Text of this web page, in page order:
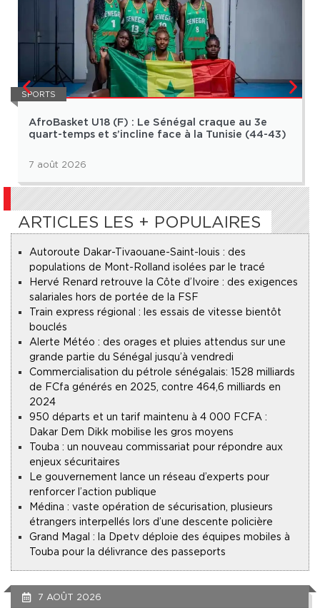
SPORTS
AfroBasket U18 (F) : Le Sénégal craque au 3e
quart-temps et s’incline face à la Tunisie (44-43)
7 août 2026
ARTICLES LES + POPULAIRES
Autoroute Dakar-Tivaouane-Saint-louis : des
populations de Mont-Rolland isolées par le tracé
Hervé Renard retrouve la Côte d’Ivoire : des exigences
salariales hors de portée de la FSF
Train express régional : les essais de vitesse bientôt
bouclés
Alerte Météo : des orages et pluies attendus sur une
grande partie du Sénégal jusqu’à vendredi
Commercialisation du pétrole sénégalais : 1528 milliards
de FCfa générés en 2025, contre 464,6 milliards en
2024
950 départs et un tarif maintenu à 4 000 FCFA :
Dakar Dem Dikk mobilise les gros moyens
Touba : un nouveau commissariat pour répondre aux
enjeux sécuritaires
Le gouvernement lance un réseau d’experts pour
renforcer l’action publique
Médina : vaste opération de sécurisation, plusieurs
étrangers interpellés lors d’une descente policière
Grand Magal : la Dpetv déploie des équipes mobiles à
Touba pour la délivrance des passeports
7 AOÛT 2026